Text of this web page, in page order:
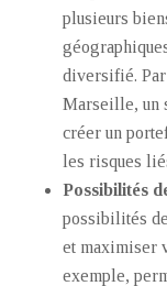
plusieurs
diversifié. Par
Marseille, un
créer un
les risques
Possibilités
possibilités
et maximiser
exemple,